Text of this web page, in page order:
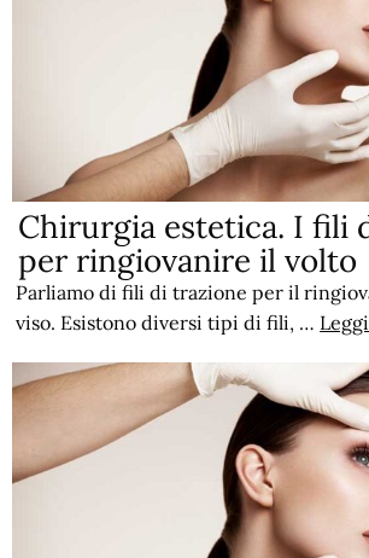
Chirurgia estetica. I fili
per ringiovanire il volto
Parliamo di fili di trazione per il
viso. Esistono diversi tipi di fili, …